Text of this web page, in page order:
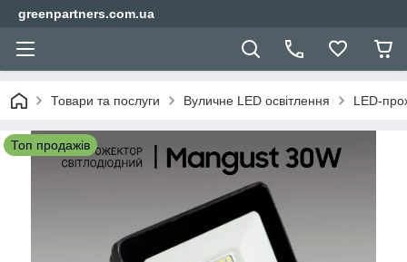
greenpartners.com.ua
Товари та послуги Вуличне LED освітлення LED-
Топ продажів